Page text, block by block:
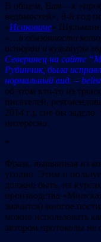
В общем, Вам – к
ведомостей», 8-й год
«Исаковиче»
«…в обязанности
истории и культуры
Северинец на сайте
Рубинчик, была
нормальный вид. –
об этом кто-то из
писателей,
2014 г.), сие бы
интересно.
*
Фраза, вырванная из
угодно. Этим и
должно быть, на
производства
значится) многое
можно использовать
автором протоколы не